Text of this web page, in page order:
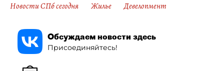
Новости СПб сегодня
Жилье Девелопмент
Обсуждаем новости здесь
Присоединяйтесь!